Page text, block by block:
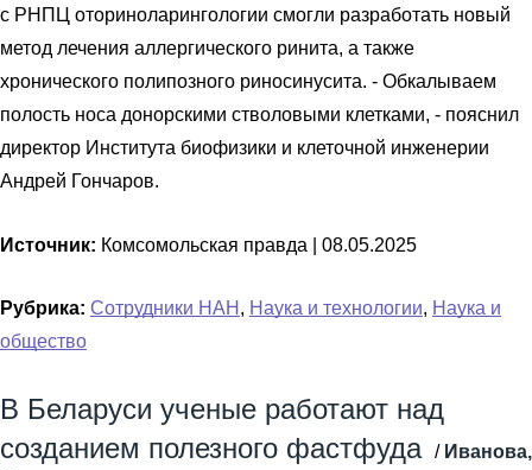
с РНПЦ оториноларингологии смогли разработать новый
метод лечения аллергического ринита, а также
хронического полипозного риносинусита. - Обкалываем
полость носа донорскими стволовыми клетками, - пояснил
директор Института биофизики и клеточной инженерии
Андрей Гончаров.
Источник: Комсомольская правда | 08.05.2025
Рубрика: Сотрудники НАН , Наука и технологии, Наука и
общество
В Беларуси ученые работают над
созданием полезного фастфуда / Иванова,